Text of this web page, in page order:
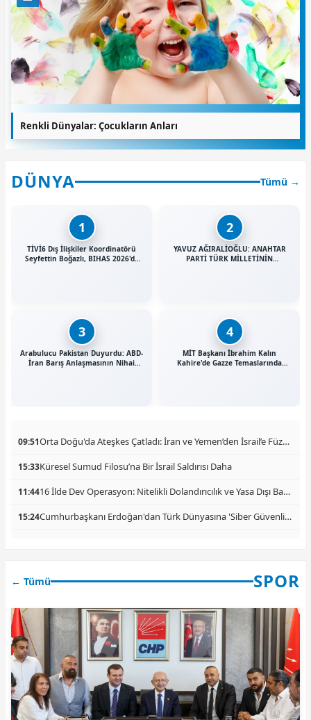
Renkli Dünyalar: Çocukların Anları
DÜNYA Tümü →
1
TİVİ6 Dış İlişkiler Koordinatörü
Seyfettin Boğazlı, BIHAS 2026'da
2
YAVUZ AĞIRALİOĞLU: ANAHTAR
PARTİ TÜRK MİLLETİNİN
3
Arabulucu Pakistan Duyurdu: ABD-
İran Barış Anlaşmasının Nihai
4
MİT Başkanı İbrahim Kalın
Kahire'de Gazze Temaslarında
09:51 Orta Doğu'da Ateşkes Çatladı: İran ve Yemen’den İsrail’e Füze Yağmuru
15:33Küresel Sumud Filosu’na Bir İsrail Saldırısı Daha
11:44 16 İlde Dev Operasyon: Nitelikli Dolandırıcılık ve Yasa Dışı Bahis Şebekesine Darbe! 140 Şüpheli Yakalandı
15:24 Cumhurbaşkanı Erdoğan'dan Türk Dünyasına 'Siber Güvenlik' Çağrısı
← Tümü SPOR